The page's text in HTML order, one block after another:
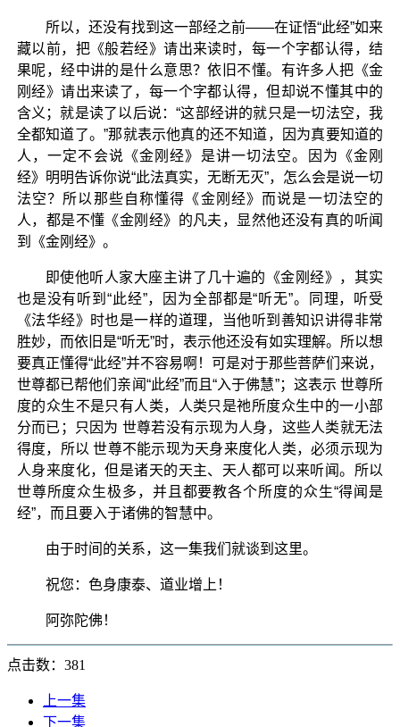
所以，还没有找到这一部经之前——在证悟“此经”如来
藏以前，把《般若经》请出来读时，每一个字都认得，结
果呢，经中讲的是什么意思？依旧不懂。有许多人把《金
刚经》请出来读了，每一个字都认得，但却说不懂其中的
含义；就是读了以后说：“这部经讲的就只是一切法空，我
全都知道了。”那就表示他真的还不知道，因为真要知道的
人，一定不会说《金刚经》是讲一切法空。因为《金刚
经》明明告诉你说“此法真实，无断无灭”，怎么会是说一切
法空？所以那些自称懂得《金刚经》而说是一切法空的
人，都是不懂《金刚经》的凡夫，显然他还没有真的听闻
到《金刚经》。
即使他听人家大座主讲了几十遍的《金刚经》，其实
也是没有听到“此经”，因为全部都是“听无”。同理，听受
《法华经》时也是一样的道理，当他听到善知识讲得非常
胜妙，而依旧是“听无”时，表示他还没有如实理解。所以想
要真正懂得“此经”并不容易啊！可是对于那些菩萨们来说，
世尊都已帮他们亲闻“此经”而且“入于佛慧”；这表示 世尊所
度的众生不是只有人类，人类只是祂所度众生中的一小部
分而已；只因为 世尊若没有示现为人身，这些人类就无法
得度，所以 世尊不能示现为天身来度化人类，必须示现为
人身来度化，但是诸天的天主、天人都可以来听闻。所以
世尊所度众生极多，并且都要教各个所度的众生“得闻是
经”，而且要入于诸佛的智慧中。
由于时间的关系，这一集我们就谈到这里。
祝您：色身康泰、道业增上！
阿弥陀佛！
点击数：381
上一集
下一集